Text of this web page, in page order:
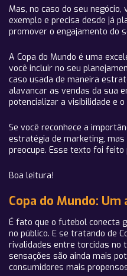
Mas, no caso do seu
exemplo e precisa desde já
promover o engajamento do
A Copa do Mundo é uma
você incluir no seu
caso usada de maneira
alavancar as vendas da sua
potencializar a visibilidade e
Se você reconhece a
estratégia de marketing, mas
preocupe. Esse texto foi feito
Boa leitura!
Copa do Mundo:
É fato que o futebol conecta
no público. E se tratando de
rivalidades entre torcidas no
sensações são ainda mais
consumidores mais